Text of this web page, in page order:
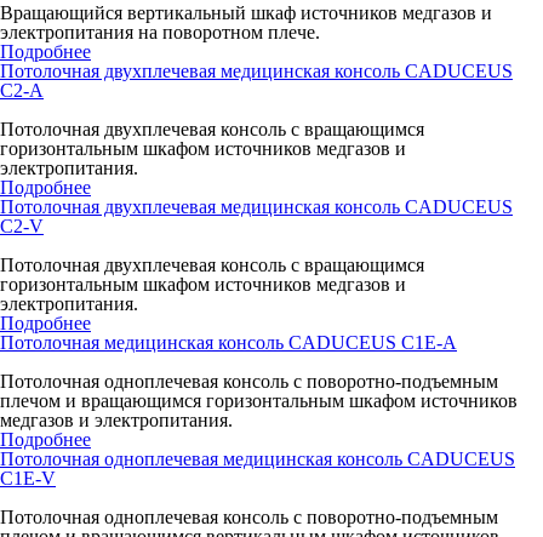
Вращающийся вертикальный шкаф источников медгазов и
электропитания на поворотном плече.
Подробнее
Потолочная двухплечевая медицинская консоль CADUCEUS
C2-A
Потолочная двухплечевая консоль с вращающимся
горизонтальным шкафом источников медгазов и
электропитания.
Подробнее
Потолочная двухплечевая медицинская консоль CADUCEUS
C2-V
Потолочная двухплечевая консоль с вращающимся
горизонтальным шкафом источников медгазов и
электропитания.
Подробнее
Потолочная медицинская консоль CADUCEUS C1E-A
Потолочная одноплечевая консоль с поворотно-подъемным
плечом и вращающимся горизонтальным шкафом источников
медгазов и электропитания.
Подробнее
Потолочная одноплечевая медицинская консоль CADUCEUS
C1E-V
Потолочная одноплечевая консоль с поворотно-подъемным